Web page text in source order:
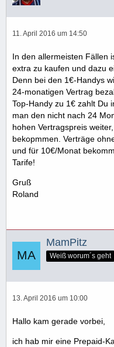
11. April 2016 um 14:50
In den allermeisten Fällen
extra zu kaufen und dazu
Denn bei den 1€-Handys
24-monatigen Vertrag
Top-Handy zu 1€ zahlt Du
man den nicht nach 24
hohen Vertragspreis
bekopmmen. Verträge
und für 10€/Monat
Tarife!
Gruß
Roland
MamPitz
Weiß worum´s geht
13. April 2016 um 10:00
Hallo kam gerade vorbei,
ich hab mir eine Prepaid-